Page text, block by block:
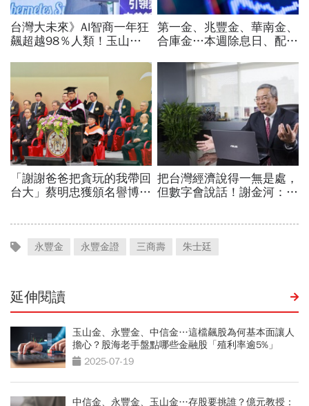
永豐金 永豐金證 三商壽 朱士廷
延伸閱讀
玉山金、永豐金、中信金…這檔飆股為何基本面讓人
擔心？股海老手盤點哪些金融股「殖利率逾5%」
2025-07-19
中信金、永豐金、玉山金…存股要挑誰？億元教授：